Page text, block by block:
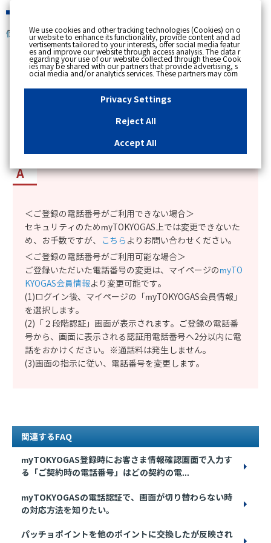
個人のお客さま
[ トップへ戻る ]
カテゴリー表示
更新日時 : 2026/03/16 18:15
＜ご登録の電話番号がご利用できない場合＞
セキュリティのためmyTOKYOGAS上では変更できないた
め、お手数ですが、
こちら よりお問い合わせください。
＜ご登録の電話番号がご利用可能な場合＞
ご登録いただいた電話番号の変更は、マイページのmyTO
KYOGAS会員情報より変更可能です。
(1)ログイン後、マイページの「myTOKYOGAS会員情報」
を選択します。
(2)「２段階認証」画面が表示されます。ご登録の電話番
号から、画面に表示される認証用電話番号へ2分以内に電
話をおかけください。※通話料は発生しません。
(3)画面の指示に従い、電話番号を変更します。
関連するFAQ
myTOKYOGAS登録時にお客さま情報確認画面で入力す
る「ご契約時の電話番号」はどの契約の電...
myTOKYOGASの電話認証で、画面が切り替わらない時
の対応方法を知りたい。
パッチョポイントを他のポイントに交換したが反映され
We use cookies and other tracking technologies (Cookies) on o
ur website to enhance its functionality, provide content and ad
vertisements tailored to your interests, offer social media featur
es and improve our website through access analysis. The data r
egarding your use of our website collected through these Cook
ies may be shared with our partners that provide advertising, s
ocial media and/or analytics services. These partners may com
bine the data shared by us with other data that you have provi
ded to them or that they have collected from your use of their s
ervices or other websites to analyse and optimise advertisemen
ts delivered to you by businesses other than us on the internet.
essary Cookies, please click "Reject All". If you agree to the use
of all Cookies, please click "Accept All". To select your preferen
u can change your consent or rejection settings at any time by c
"Privacy Settings"button on this banner or through y
our browser's "Settings". For more information regarding the pr
site, please refer to the link below.Cookies DetailsPrivacy Polic
y
Privacy Settings
Reject All
Accept All